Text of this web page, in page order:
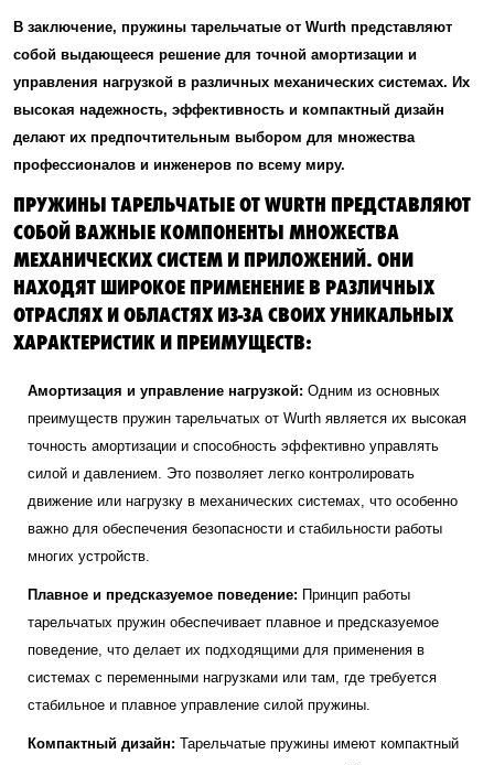
В заключение, пружины тарельчатые от Wurth представляют
собой выдающееся решение для точной амортизации и
управления нагрузкой в различных механических системах. Их
высокая надежность, эффективность и компактный дизайн
делают их предпочтительным выбором для множества
профессионалов и инженеров по всему миру.
ПРУЖИНЫ ТАРЕЛЬЧАТЫЕ ОТ WURTH ПРЕДСТАВЛЯЮТ
СОБОЙ ВАЖНЫЕ КОМПОНЕНТЫ МНОЖЕСТВА
МЕХАНИЧЕСКИХ СИСТЕМ И ПРИЛОЖЕНИЙ. ОНИ
НАХОДЯТ ШИРОКОЕ ПРИМЕНЕНИЕ В РАЗЛИЧНЫХ
ОТРАСЛЯХ И ОБЛАСТЯХ ИЗ-ЗА СВОИХ УНИКАЛЬНЫХ
ХАРАКТЕРИСТИК И ПРЕИМУЩЕСТВ:
Амортизация и управление нагрузкой: Одним из основных
преимуществ пружин тарельчатых от Wurth является их высокая
точность амортизации и способность эффективно управлять
силой и давлением. Это позволяет легко контролировать
движение или нагрузку в механических системах, что особенно
важно для обеспечения безопасности и стабильности работы
многих устройств.
Плавное и предсказуемое поведение: Принцип работы
тарельчатых пружин обеспечивает плавное и предсказуемое
поведение, что делает их подходящими для применения в
системах с переменными нагрузками или там, где требуется
стабильное и плавное управление силой пружины.
Компактный дизайн: Тарельчатые пружины имеют компактный